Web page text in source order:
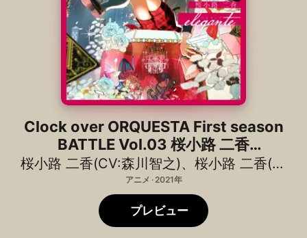
Clock over ORQUESTA First season
BATTLE Vol.03 桜小路 二香
【elegante - エレガンテ -】
桜小路 二香(CV:森川智之)、 桜小路 二香(CV:皆川純子)
アニメ · 2021年
プレビュー